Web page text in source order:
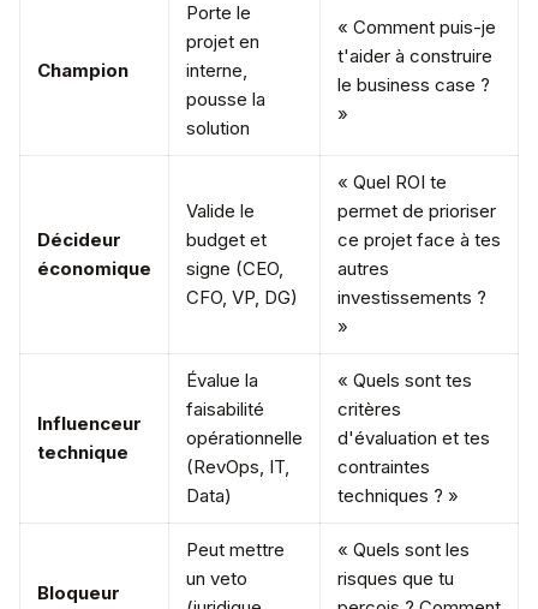
Champion
Porte le
projet en
interne,
pousse la
solution
« Comment puis-je
t'aider à construire
le business case ?
»
Décideur
économique
Valide le
budget et
signe (CEO,
CFO, VP, DG)
« Quel ROI te
permet de prioriser
ce projet face à tes
autres
investissements ?
»
Influenceur
technique
Évalue la
faisabilité
opérationnelle
(RevOps, IT,
Data)
« Quels sont tes
critères
d'évaluation et tes
contraintes
techniques ? »
Bloqueur
Peut mettre
un veto
« Quels sont les
risques que tu